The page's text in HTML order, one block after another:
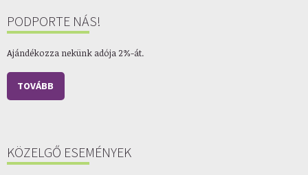
PODPORTE NÁS!
Ajándékozza nekünk adója 2%-át.
TOVÁBB
KÖZELGŐ ESEMÉNYEK